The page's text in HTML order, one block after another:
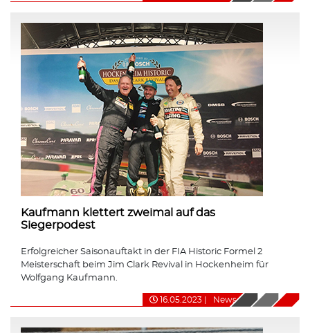
Kaufmann klettert zweimal auf das
Siegerpodest
Erfolgreicher Saisonauftakt in der FIA Historic Formel 2
Meisterschaft beim Jim Clark Revival in Hockenheim für
Wolfgang Kaufmann.
16.05.2023 News